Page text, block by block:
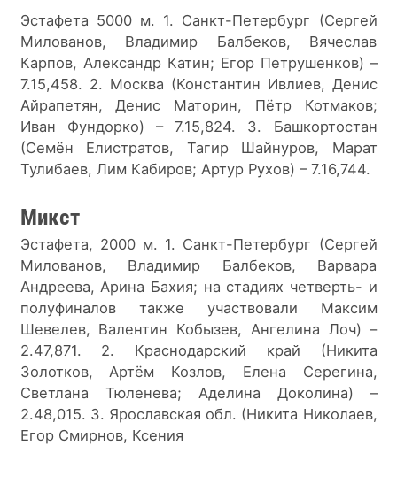
Эстафета 5000 м. 1. Санкт-Петербург (Сергей
Милованов, Владимир Балбеков, Вячеслав
Карпов, Александр Катин; Егор Петрушенков) –
7.15,458. 2. Москва (Константин Ивлиев, Денис
Айрапетян, Денис Маторин, Пётр Котмаков;
Иван Фундорко) – 7.15,824. 3. Башкортостан
(Семён Елистратов, Тагир Шайнуров, Марат
Тулибаев, Лим Кабиров; Артур Рухов) – 7.16,744.
Микст
Эстафета, 2000 м. 1. Санкт-Петербург (Сергей
Милованов, Владимир Балбеков, Варвара
Андреева, Арина Бахия; на стадиях четверть- и
полуфиналов также участвовали Максим
Шевелев, Валентин Кобызев, Ангелина Лоч) –
2.47,871. 2. Краснодарский край (Никита
Золотков, Артём Козлов, Елена Серегина,
Светлана Тюленева; Аделина Доколина) –
2.48,015. 3. Ярославская обл. (Никита Николаев,
Егор Смирнов, Ксения